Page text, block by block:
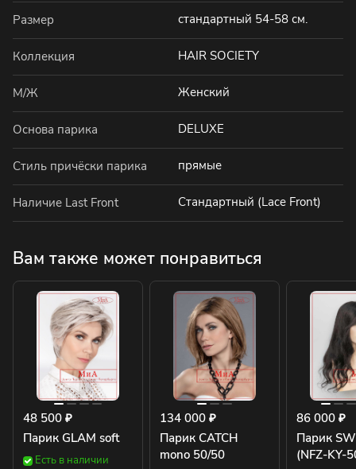
Размер стандартный 54-58 см.
Коллекция HAIR SOCIETY
М/Ж Женский
Основа парика DELUXE
Стиль причёски парика прямые
Наличие Last Front Стандартный (Lace Front)
Вам также может понравиться
48 500 ₽
Парик GLAM soft
Есть в наличии
134 000 ₽
Парик CATCH
mono 50/50
86 000 ₽
Парик
(NFZ-KY-